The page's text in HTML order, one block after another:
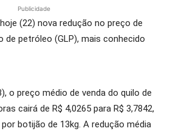
Publicidade
(22) nova redução no preço de
de petróleo (GLP), mais conhecido
o preço médio de venda do quilo de
cairá de R$ 4,0265 para R$ 3,7842,
botijão de 13kg. A redução média